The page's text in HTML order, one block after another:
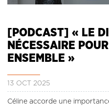
LE CREFAC
L’OBSERVATOIRE DES CADRES
[PODCAST] « LE
NÉCESSAIRE
ENSEMBLE »
13 OCT 2025
Céline accorde une